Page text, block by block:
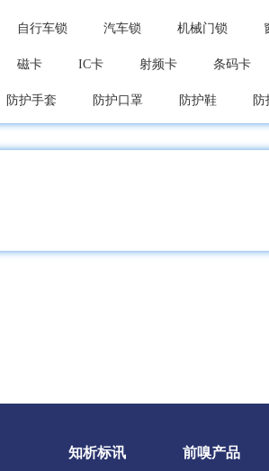
自行车锁 汽车锁 机械门锁
磁卡 IC卡 射频卡 条码卡
防护手套 防护口罩 防护鞋 防
知析标讯 前嗅产品